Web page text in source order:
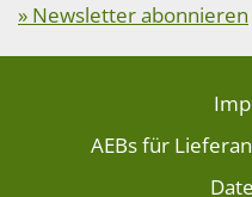
» Newsletter abonnieren
AEBs für